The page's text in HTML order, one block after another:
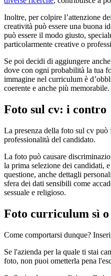
Inoltre, per colpire l’attenzione
creatività può essere una buona
può essere il modo giusto,
particolarmente creative o
Se poi decidi di aggiungere
dove con ogni probabilità la tua
immagine nel curriculum è
coerente e anche più memorabile.
Foto sul cv: i contro
La presenza della foto sul cv può
professionalità del candidato.
La foto può causare
la prima selezione dei candidati,
questione, anche dettagli
sfera dei dati sensibili come
sessuale e religioso.
Foto curriculum sì o
Come comportarsi dunque?
Se l'azienda per la quale ti stai
foto, non puoi ometterla pena